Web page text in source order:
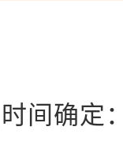
间确定